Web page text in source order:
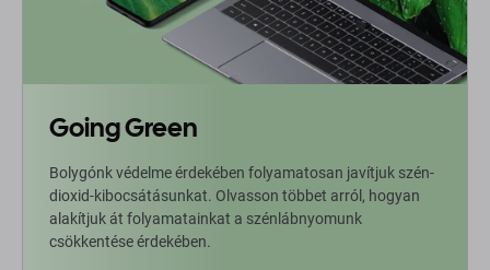
Going Green
Bolygónk védelme érdekében folyamatosan javítjuk szén-
dioxid-kibocsátásunkat. Olvasson többet arról, hogyan
alakítjuk át folyamatainkat a szénlábnyomunk
csökkentése érdekében.